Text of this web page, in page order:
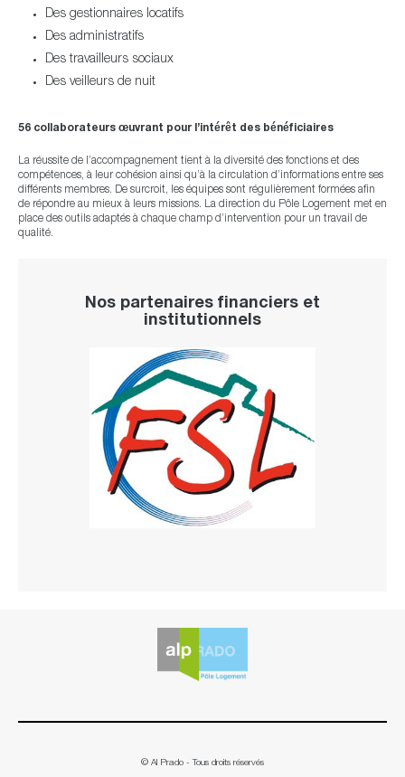
Des gestionnaires locatifs
Des administratifs
Des travailleurs sociaux
Des veilleurs de nuit
56 collaborateurs œuvrant pour l’intérêt des bénéficiaires
La réussite de l’accompagnement tient à la diversité des fonctions et des
compétences, à leur cohésion ainsi qu’à la circulation d’informations entre ses
différents membres. De surcroit, les équipes sont régulièrement formées afin
de répondre au mieux à leurs missions. La direction du Pôle Logement met en
place des outils adaptés à chaque champ d’intervention pour un travail de
qualité.
Nos partenaires financiers et
institutionnels
© Al Prado - Tous droits réservés